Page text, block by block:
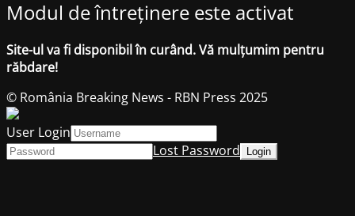
Modul de întreținere este activat
Site-ul va fi disponibil în curând. Vă mulțumim pentru
răbdare!
© România Breaking News - RBN Press 2025
User Login
Lost Password